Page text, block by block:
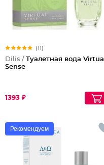
(11)
Dilis / Туалетная вода Virtual
Sense
1393 ₽
Рекомендуем